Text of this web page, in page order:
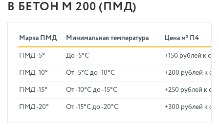
В БЕТОН М 200 (ПМД)
Марка ПМД Минимальная температура Цена м³ П4
ПМД -5° До -5°C +150 рублей к
ПМД -10° От -5°C до -10°C +200 рублей к
ПМД -15° От -10°C до -15°C +250 рублей к
ПМД -20° От -15°C до -20°C +300 рублей к